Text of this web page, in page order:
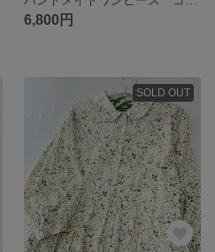
6,800円
SOLD OUT